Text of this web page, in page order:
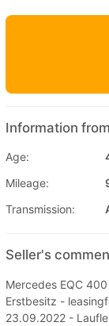
Information
Age:
Mileage:
Transmission:
Seller's
Mercedes EQC
Erstbesitz -
23.09.2022 -